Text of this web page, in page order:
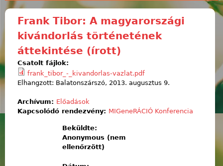
Frank Tibor: A magyarországi
kivándorlás történetének
áttekintése (írott)
Csatolt fájlok:
frank_tibor_-_kivandorlas-vazlat.pdf
Elhangzott: Balatonszárszó, 2013. augusztus 9.
Archívum: Előadások
Kapcsolódó rendezvény: MIGeneRÁCIÓ Konferencia
Beküldte:
Anonymous (nem
ellenőrzött)